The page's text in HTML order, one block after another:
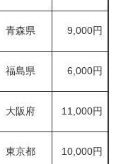
青森県 9,000円
福島県 6,000円
大阪府 11,000円
東京都 10,000円